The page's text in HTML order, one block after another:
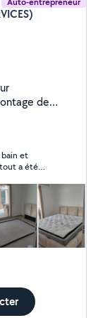
de
manière
du client.
N'hésitez pas
ou obtenir
bain et
a été
et fiable,